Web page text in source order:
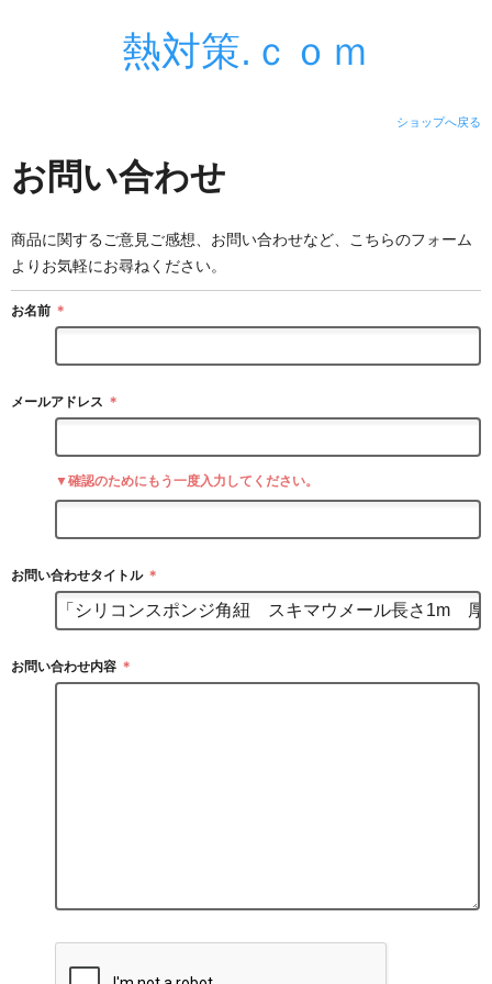
熱対策.ｃｏｍ
ショップへ戻る
お問い合わせ
商品に関するご意見ご感想、お問い合わせなど、こちらのフォーム
よりお気軽にお尋ねください。
お名前 ＊
メールアドレス ＊
▼確認のためにもう一度入力してください。
お問い合わせタイトル ＊
お問い合わせ内容 ＊